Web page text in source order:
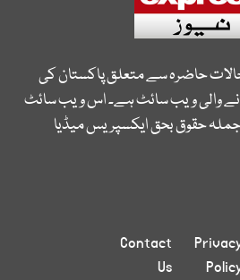
حاضرہ سے متعلق پاکستان کی
والی ویب سائٹ ہے۔ اس ویب سائٹ
جملہ حقوق بحق ایکسپریس میڈیا
Contact
Us